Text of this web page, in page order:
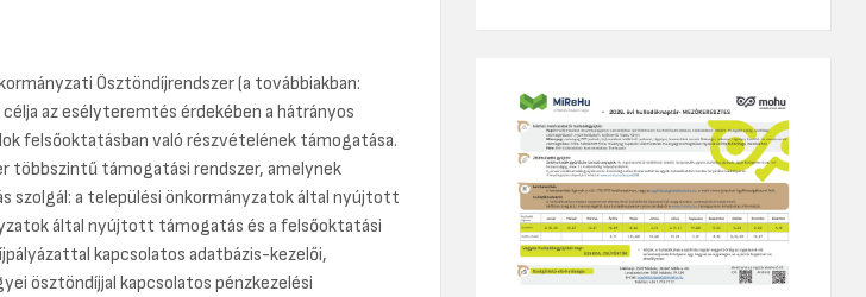
Ösztöndíjrendszer (a továbbiakban:
az esélyteremtés érdekében a hátrányos
felsőoktatásban való részvételének támogatása.
többszintű támogatási rendszer, amelynek
szolgál: a települési önkormányzatok által nyújtott
által nyújtott támogatás és a felsőoktatási
kapcsolatos adatbázis-kezelői,
ösztöndíjjal kapcsolatos pénzkezelési